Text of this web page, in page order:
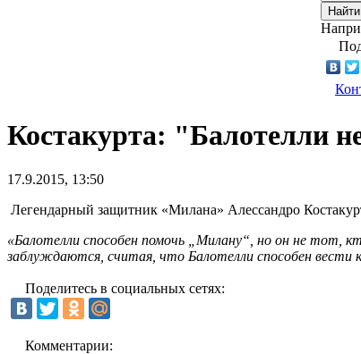
Найти
Костакурта: "Балотелли
17.9.2015, 13:50
Легендарный защитник «Милана» Алессандро
«Балотелли способен помочь „Милану“, но он не тот,
заблуждаются, считая, что Балотелли способен вести
Поделитесь в социальных сетях:
Комментарии: